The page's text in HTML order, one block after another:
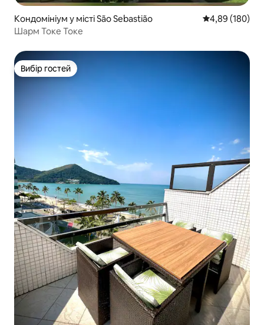
Кондомініум у місті São Sebastião Середня
4,89 (180)
Шарм Токе Токе
Вибір гостей
Вибір гостей